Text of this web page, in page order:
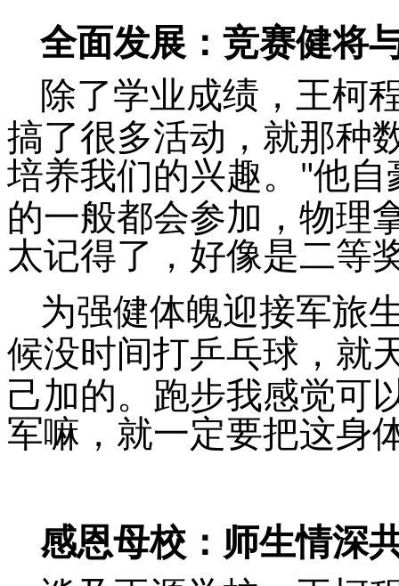
全面发展：竞赛健将
除了学业成绩，王柯
搞了很多活动，就那种
培养我们的兴趣。
"他自
的一般都会参加，物理
太记得了，好像是二等
为强健体魄迎接军旅
候没时间打乒乓球，就
己加的。跑步我感觉可
军嘛，就一定要把这身
感恩母校：师生情深